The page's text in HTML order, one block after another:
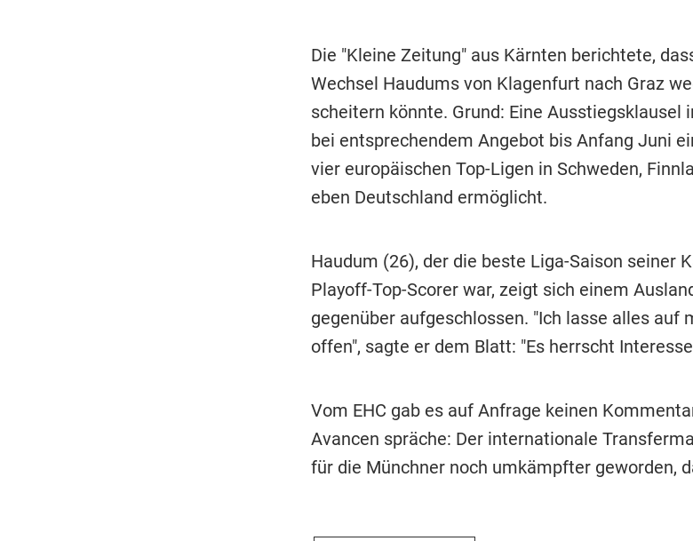
Die "Kleine Zeitung" aus Kärnten berichtete,
Wechsel Haudums von Klagenfurt nach Graz
scheitern könnte. Grund: Eine Ausstiegsklausel
bei entsprechendem Angebot bis Anfang Juni
vier europäischen Top-Ligen in Schweden,
eben Deutschland ermöglicht.
Haudum (26), der die beste Liga-Saison seiner
Playoff-Top-Scorer war, zeigt sich einem
gegenüber aufgeschlossen. "Ich lasse alles auf
offen", sagte er dem Blatt: "Es herrscht
Vom EHC gab es auf Anfrage keinen
Avancen spräche: Der internationale
für die Münchner noch umkämpfter geworden,